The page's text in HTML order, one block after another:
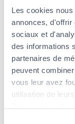
Les cookies
annonces, d'offrir
sociaux et
des informations
partenaires de
peuvent
vous leur avez
utilisation de
Stadtteils
Weimershof